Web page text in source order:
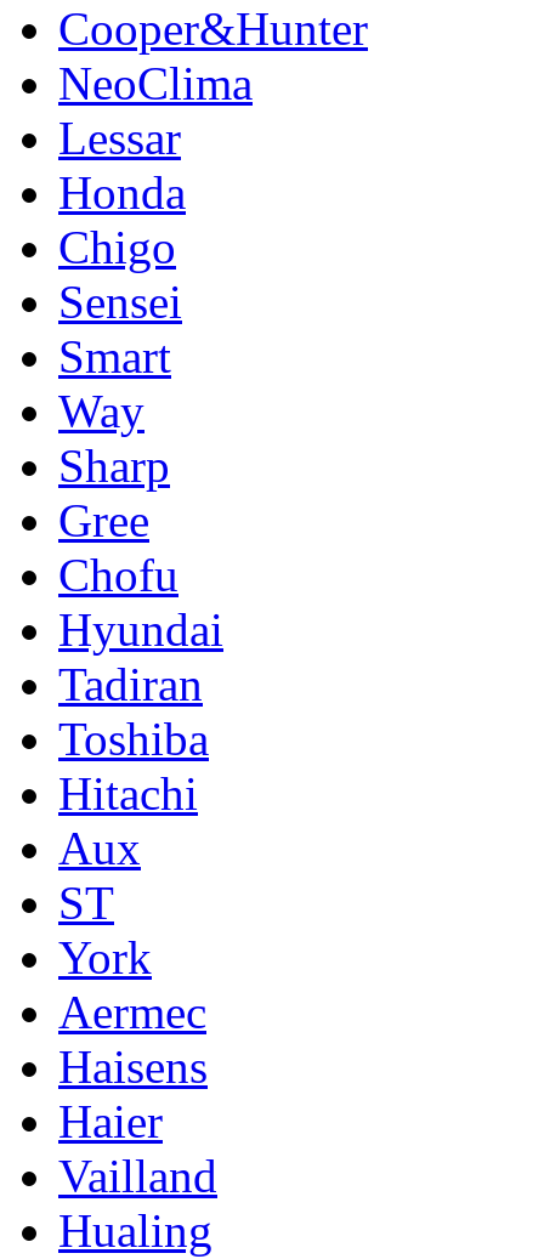
Cooper&Hunter
NeoClima
Lessar
Honda
Chigo
Sensei
Smart
Way
Sharp
Gree
Chofu
Hyundai
Tadiran
Toshiba
Hitachi
Aux
ST
York
Aermec
Haisens
Haier
Vailland
Hualing